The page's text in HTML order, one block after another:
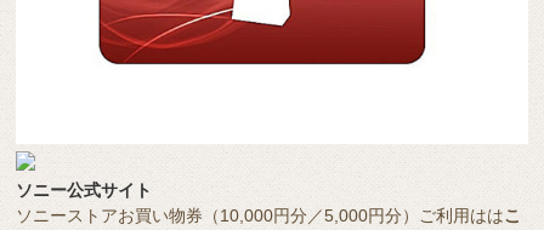
ソニー公式サイト
ソニーストアお買い物券（10,000円分／5,000円分）ご利用ははこ